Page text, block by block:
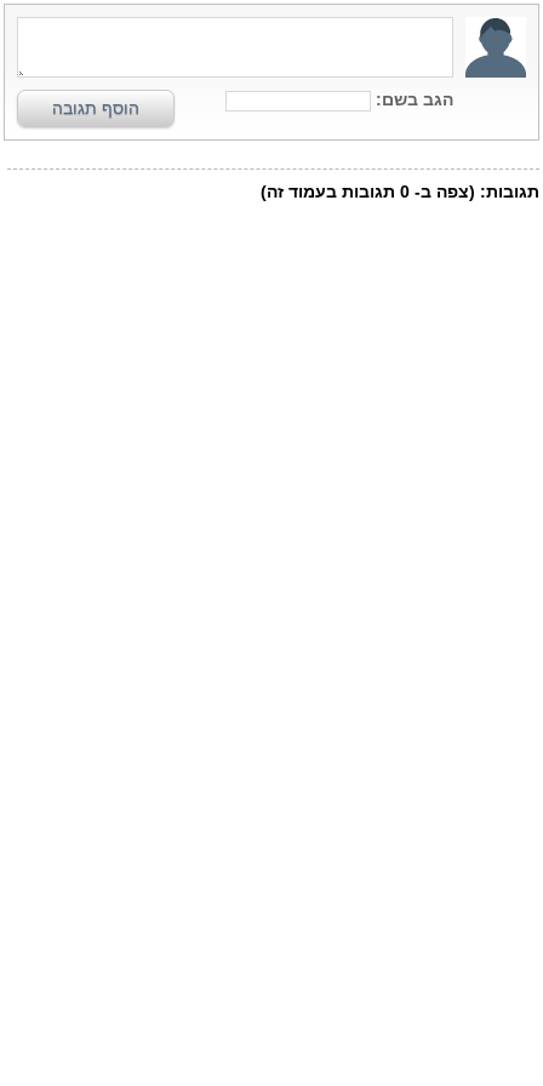
הגב בשם: הוסף תגובה
תגובות: (צפה ב- 0 תגובות בעמוד זה)